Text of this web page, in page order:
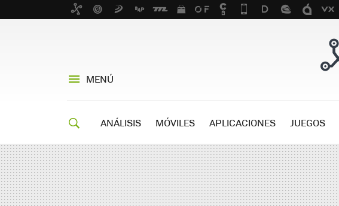
MENÚ
ANÁLISIS MÓVILES APLICACIONES JUEGOS